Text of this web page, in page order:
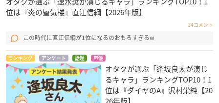
位は『炎の蜃気楼』直江信綱【2026年版】
14コメント
この時代に直江信綱が1位になるのおもろすぎるw
ランキング アンケート 話題 声優
オタクが選ぶ「逢坂良太が演じ
るキャラ」ランキングTOP10！1
位は『ダイヤのA』沢村栄純【20